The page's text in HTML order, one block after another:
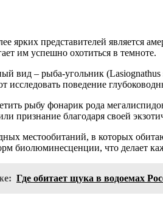
ярких представителей является
им успешно охотиться в темноте.
вид – рыба-угольник
исследовать поведение
рыбу фонарик рода
признание благодаря своей
местообитаний, в которых
биолюминесценции, что делает
Где обитает щука в водоемах